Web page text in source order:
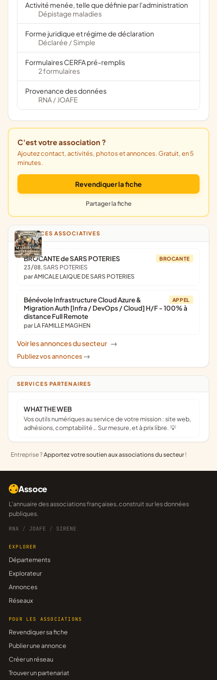
Activité menée, telle que définie par l'administration
Dépistage maladies
Forme juridique et régime de déclaration
Déclarée / Simple
Formulaires CERFA pré-remplis
2 formulaires
Provenance des données
RNA / JOAFE
C'est votre association ?
Ajoutez contact, activités, photos et annonces. Gratuit, en 5
minutes.
Revendiquer la fiche
Partager la fiche
ANNONCES ASSOCIATIVES
BROCANTE
BROCANTE de SARS POTERIES
23/08, SARS POTERIES
par AMICALE LAIQUE DE SARS POTERIES
APPEL
Bénévole Infrastructure Cloud Azure &
Migration Auth [Infra / DevOps / Cloud] H/F - 100% à
distance Full Remote
par LA FAMILLE MAGHEN
Voir les annonces du secteur ->
Publiez vos annonces ->
SERVICES PARTENAIRES
WHAT THE WEB
Vos outils numériques au service de votre mission : site web,
adhésions, comptabilité… Sur mesure, et à prix libre. 💡
Entreprise ?Apportez votre soutien aux associations du secteur !
Assoce
L'annuaire des associations françaises, construit sur les données
publiques.
RNA / JOAFE / SIRENE
EXPLORER
Départements
Explorateur
Annonces
Réseaux
POUR LES ASSOCIATIONS
Revendiquer sa fiche
Publier une annonce
Créer un réseau
Trouver un partenariat